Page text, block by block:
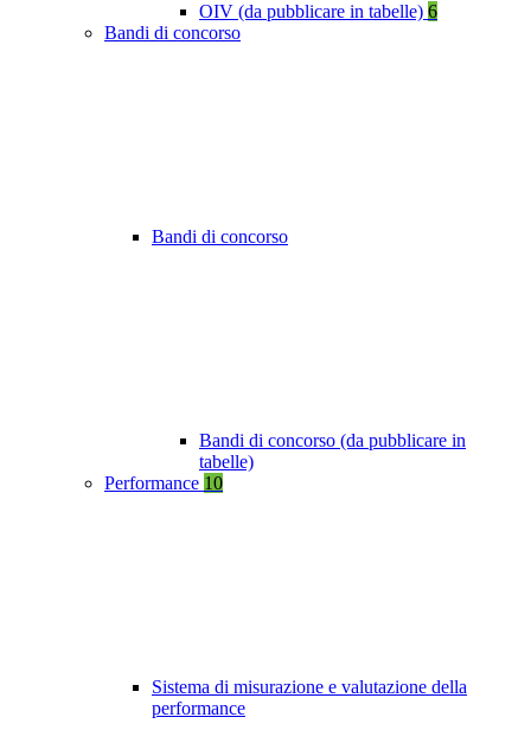
OIV (da pubblicare in tabelle) 6
Bandi di concorso
Bandi di concorso
Bandi di concorso (da pubblicare in
tabelle)
Performance 10
Sistema di misurazione e valutazione della
performance